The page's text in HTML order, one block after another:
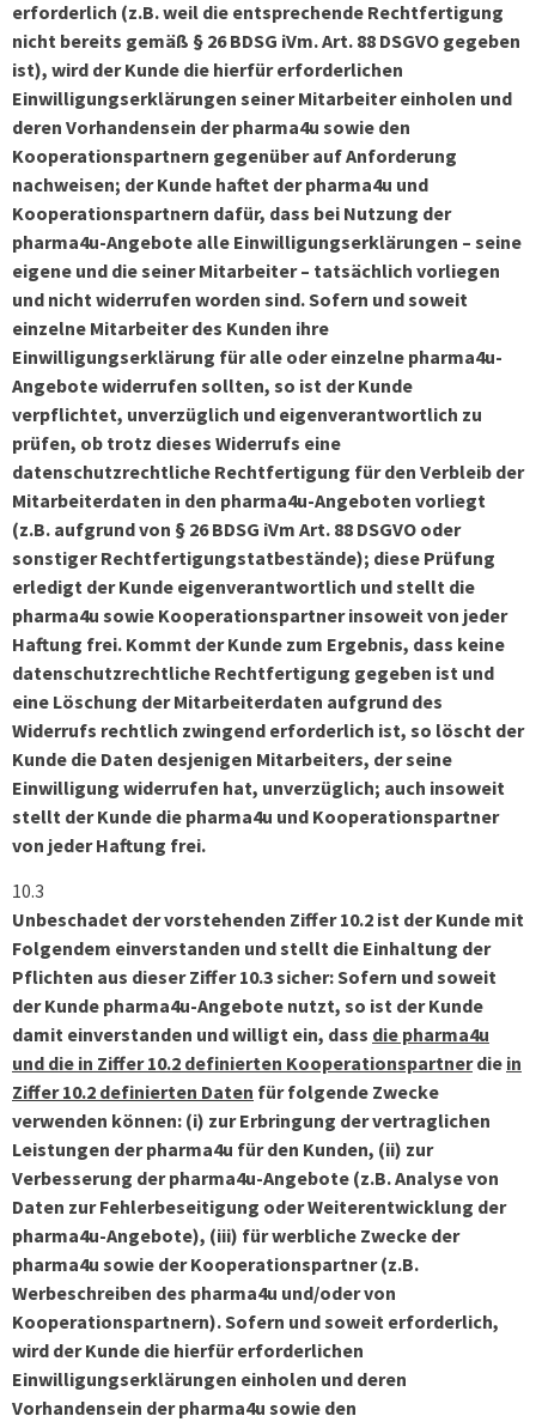
erforderlich (z.B. weil die entsprechende Rechtfertigung
nicht bereits gemäß § 26 BDSG iVm. Art. 88 DSGVO gegeben
ist), wird der Kunde die hierfür erforderlichen
Einwilligungserklärungen seiner Mitarbeiter einholen und
deren Vorhandensein der pharma4u sowie den
Kooperationspartnern gegenüber auf Anforderung
nachweisen; der Kunde haftet der pharma4u und
Kooperationspartnern dafür, dass bei Nutzung der
pharma4u-Angebote alle Einwilligungserklärungen – seine
eigene und die seiner Mitarbeiter – tatsächlich vorliegen
und nicht widerrufen worden sind. Sofern und soweit
einzelne Mitarbeiter des Kunden ihre
Einwilligungserklärung für alle oder einzelne pharma4u-
Angebote widerrufen sollten, so ist der Kunde
verpflichtet, unverzüglich und eigenverantwortlich zu
prüfen, ob trotz dieses Widerrufs eine
datenschutzrechtliche Rechtfertigung für den Verbleib der
Mitarbeiterdaten in den pharma4u-Angeboten vorliegt
(z.B. aufgrund von § 26 BDSG iVm Art. 88 DSGVO oder
sonstiger Rechtfertigungstatbestände); diese Prüfung
erledigt der Kunde eigenverantwortlich und stellt die
pharma4u sowie Kooperationspartner insoweit von jeder
Haftung frei. Kommt der Kunde zum Ergebnis, dass keine
datenschutzrechtliche Rechtfertigung gegeben ist und
eine Löschung der Mitarbeiterdaten aufgrund des
Widerrufs rechtlich zwingend erforderlich ist, so löscht der
Kunde die Daten desjenigen Mitarbeiters, der seine
Einwilligung widerrufen hat, unverzüglich; auch insoweit
stellt der Kunde die pharma4u und Kooperationspartner
von jeder Haftung frei.
10.3
Unbeschadet der vorstehenden Ziffer 10.2 ist der Kunde mit
Folgendem einverstanden und stellt die Einhaltung der
Pflichten aus dieser Ziffer 10.3 sicher: Sofern und soweit
der Kunde pharma4u-Angebote nutzt, so ist der Kunde
damit einverstanden und willigt ein, dass die pharma4u
und die in Ziffer 10.2 definierten Kooperationspartnerdie in
Ziffer 10.2 definierten Daten für folgende Zwecke
verwenden können: (i) zur Erbringung der vertraglichen
Leistungen der pharma4u für den Kunden, (ii) zur
Verbesserung der pharma4u-Angebote (z.B. Analyse von
Daten zur Fehlerbeseitigung oder Weiterentwicklung der
pharma4u-Angebote), (iii) für werbliche Zwecke der
pharma4u sowie der Kooperationspartner (z.B.
Werbeschreiben des pharma4u und/oder von
Kooperationspartnern). Sofern und soweit erforderlich,
wird der Kunde die hierfür erforderlichen
Einwilligungserklärungen einholen und deren
Vorhandensein der pharma4u sowie den